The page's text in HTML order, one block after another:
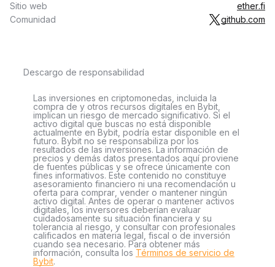
Sitio web
ether.fi
Comunidad
github.com
Descargo de responsabilidad
Las inversiones en criptomonedas, incluida la
compra de y otros recursos digitales en Bybit,
implican un riesgo de mercado significativo. Si el
activo digital que buscas no está disponible
actualmente en Bybit, podría estar disponible en el
futuro. Bybit no se responsabiliza por los
resultados de las inversiones. La información de
precios y demás datos presentados aquí proviene
de fuentes públicas y se ofrece únicamente con
fines informativos. Este contenido no constituye
asesoramiento financiero ni una recomendación u
oferta para comprar, vender o mantener ningún
activo digital. Antes de operar o mantener activos
digitales, los inversores deberían evaluar
cuidadosamente su situación financiera y su
tolerancia al riesgo, y consultar con profesionales
calificados en materia legal, fiscal o de inversión
cuando sea necesario. Para obtener más
información, consulta los Términos de servicio de
Bybit.